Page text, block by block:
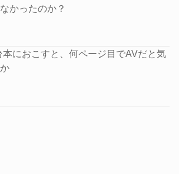
かったのか？
本におこすと、何ページ目でAVだと気